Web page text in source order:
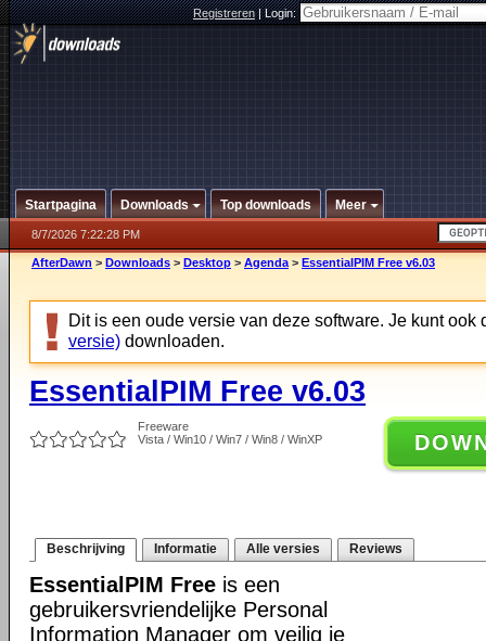
Registreren|Login:
Startpagina Downloads Top downloads Meer
8/7/2026 7:22:28 PM
AfterDawn > Downloads > Desktop > Agenda > EssentialPIM Free v6.03
Dit is een oude versie van deze software. Je kunt ook
versie) downloaden.
EssentialPIM Free v6.03
Freeware
Vista / Win10 / Win7 / Win8 / WinXP
Beschrijving Informatie Alle versies Reviews
EssentialPIM Free is een
gebruikersvriendelijke Personal
Information Manager om veilig je